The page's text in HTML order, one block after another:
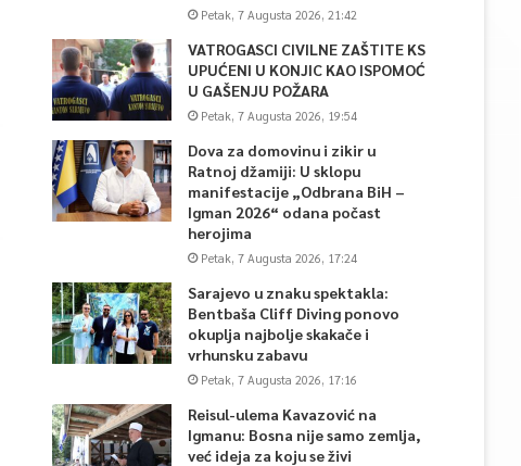
Petak, 7 Augusta 2026, 21:42
VATROGASCI CIVILNE ZAŠTITE KS
UPUĆENI U KONJIC KAO ISPOMOĆ
U GAŠENJU POŽARA
Petak, 7 Augusta 2026, 19:54
Dova za domovinu i zikir u
Ratnoj džamiji: U sklopu
manifestacije „Odbrana BiH –
Igman 2026“ odana počast
herojima
Petak, 7 Augusta 2026, 17:24
Sarajevo u znaku spektakla:
Bentbaša Cliff Diving ponovo
okuplja najbolje skakače i
vrhunsku zabavu
Petak, 7 Augusta 2026, 17:16
Reisul-ulema Kavazović na
Igmanu: Bosna nije samo zemlja,
već ideja za koju se živi